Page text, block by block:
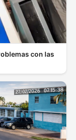
con las